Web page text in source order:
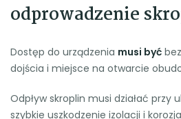
odprowadzenie
Dostęp do urządzenia musi być
dojścia i miejsce na otwarcie
Odpływ skroplin musi działać przy
szybkie uszkodzenie izolacji i